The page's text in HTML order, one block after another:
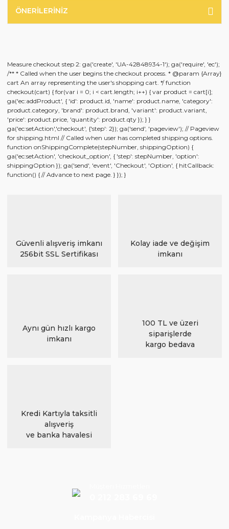
ÖNERILERINIZ
Measure checkout step 2: ga('create', 'UA-42848934-1'); ga('require', 'ec');
/** * Called when the user begins the checkout process. * @param {Array}
cart An array representing the user's shopping cart. */ function
checkout(cart) { for(var i = 0; i < cart.length; i++) { var product = cart[i];
ga('ec:addProduct', { 'id': product.id, 'name': product.name, 'category':
product.category, 'brand': product.brand, 'variant': product.variant,
'price': product.price, 'quantity': product.qty }); } }
ga('ec:setAction','checkout', {'step': 2}); ga('send', 'pageview'); // Pageview
for shipping.html // Called when user has completed shipping options.
function onShippingComplete(stepNumber, shippingOption) {
ga('ec:setAction', 'checkout_option', { 'step': stepNumber, 'option':
shippingOption }); ga('send', 'event', 'Checkout', 'Option', { hitCallback:
function() { // Advance to next page. } }); }
Güvenli alışveriş imkanı
256bit SSL Sertifikası
Kolay iade ve değişim
imkanı
Aynı gün hızlı kargo
imkanı
100 TL ve üzeri
siparişlerde
kargo bedava
Kredi Kartıyla taksitli
alışveriş
ve banka havalesi